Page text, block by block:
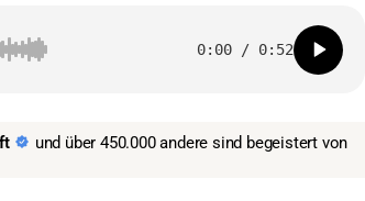
0:00 / 0:52
und über 450.000 andere sind begeistert von